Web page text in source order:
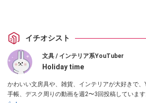
イチオシスト
文具 / インテリア系YouTuber
Holiday time
かわいい文房具や、雑貨、インテリアが大好きで、
手帳、デスク周りの動画を週2〜3回投稿しています